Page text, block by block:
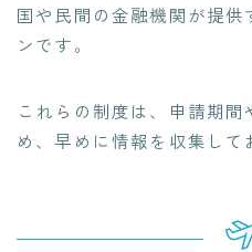
国や民間の金融機関が提
ンです。
これらの制度は、申請期
め、早めに情報を収集して